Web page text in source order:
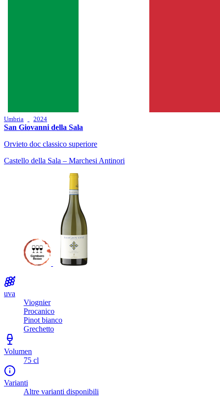
Umbria 2024
San Giovanni della Sala
Orvieto doc classico superiore
Castello della Sala – Marchesi Antinori
uva
Viognier
Procanico
Pinot bianco
Grechetto
Volumen
75 cl
Varianti
Altre varianti disponibili